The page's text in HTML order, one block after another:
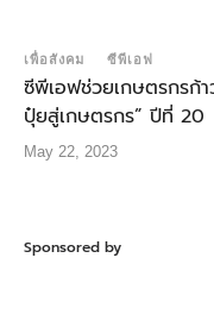
เพื่อสังคม ซีพีเอฟ
ซีพีเอฟช่วยเกษตรกรก้
ปุ๋ยสู่เกษตรกร” ปีที่ 20
May 22, 2023
Sponsored by